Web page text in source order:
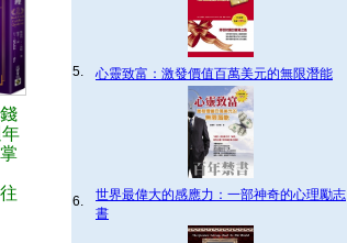
5. 心靈致富：激發價值百萬美元的無限潛能
6.
世界最偉大的感應力：一部神奇的心理勵志
書